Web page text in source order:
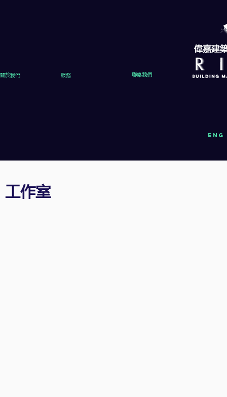
關於我們 服務 聯絡我們
eng
工作室